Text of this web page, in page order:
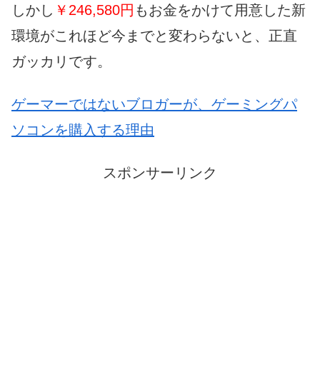
しかし ￥246,580円 もお金をかけて用意した新
環境がこれほど今までと変わらないと、正直
ガッカリです。
ゲーマーではないブロガーが、ゲーミングパ
ソコンを購入する理由
スポンサーリンク